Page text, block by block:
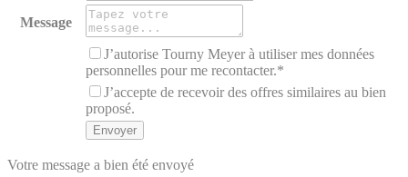
Message
J’autorise Tourny Meyer à utiliser mes données
personnelles pour me recontacter.*
J’accepte de recevoir des offres similaires au bien
proposé.
Votre message a bien été envoyé